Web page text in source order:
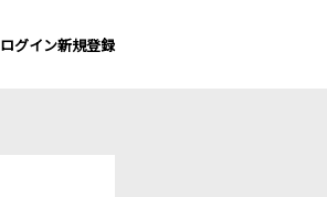
ログイン新規登録